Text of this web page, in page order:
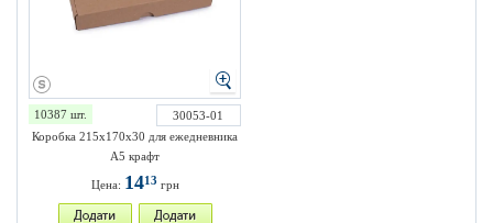
10387 шт.
30053-01
Коробка 215х170х30 для ежедневника
А5 крафт
Цена: 1413 грн